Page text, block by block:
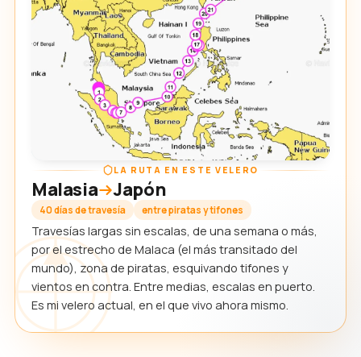
LA RUTA EN ESTE VELERO
Malasia Japón
40 días de travesía entre piratas y tifones
Travesías largas sin escalas, de una semana o más,
por el estrecho de Malaca (el más transitado del
mundo), zona de piratas, esquivando tifones y
vientos en contra. Entre medias, escalas en puerto.
Es mi velero actual, en el que vivo ahora mismo.